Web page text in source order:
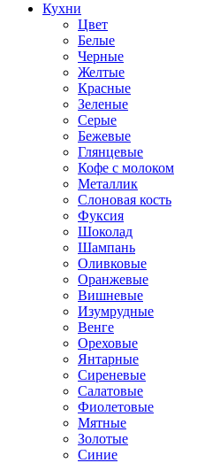
Кухни
Цвет
Белые
Черные
Желтые
Красные
Зеленые
Серые
Бежевые
Глянцевые
Кофе с молоком
Металлик
Слоновая кость
Фуксия
Шоколад
Шампань
Оливковые
Оранжевые
Вишневые
Изумрудные
Венге
Ореховые
Янтарные
Сиреневые
Салатовые
Фиолетовые
Мятные
Золотые
Синие